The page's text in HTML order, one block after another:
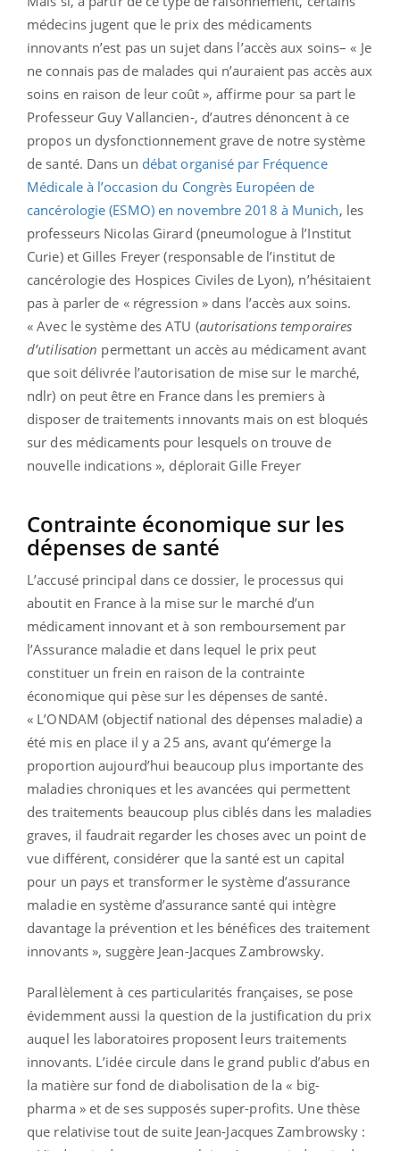
médecins jugent que le prix des médicaments
innovants n’est pas un sujet dans l’accès aux soins– « Je
ne connais pas de malades qui n’auraient pas accès aux
soins en raison de leur coût », affirme pour sa part le
Professeur Guy Vallancien-, d’autres dénoncent à ce
propos un dysfonctionnement grave de notre système
de santé. Dans un débat organisé par Fréquence
Médicale à l’occasion du Congrès Européen de
cancérologie (ESMO) en novembre 2018 à Munich, les
professeurs Nicolas Girard (pneumologue à l’Institut
Curie) et Gilles Freyer (responsable de l’institut de
cancérologie des Hospices Civiles de Lyon), n’hésitaient
pas à parler de « régression » dans l’accès aux soins.
« Avec le système des ATU (autorisations temporaires
d’utilisation permettant un accès au médicament avant
que soit délivrée l’autorisation de mise sur le marché,
ndlr) on peut être en France dans les premiers à
disposer de traitements innovants mais on est bloqués
sur des médicaments pour lesquels on trouve de
nouvelle indications », déplorait Gille Freyer
Contrainte économique sur les
dépenses de santé
L’accusé principal dans ce dossier, le processus qui
aboutit en France à la mise sur le marché d’un
médicament innovant et à son remboursement par
l’Assurance maladie et dans lequel le prix peut
constituer un frein en raison de la contrainte
économique qui pèse sur les dépenses de santé.
« L’ONDAM (objectif national des dépenses maladie) a
été mis en place il y a 25 ans, avant qu’émerge la
proportion aujourd’hui beaucoup plus importante des
maladies chroniques et les avancées qui permettent
des traitements beaucoup plus ciblés dans les maladies
graves, il faudrait regarder les choses avec un point de
vue différent, considérer que la santé est un capital
pour un pays et transformer le système d’assurance
maladie en système d’assurance santé qui intègre
davantage la prévention et les bénéfices des traitement
innovants », suggère Jean-Jacques Zambrowsky.
Parallèlement à ces particularités françaises, se pose
évidemment aussi la question de la justification du prix
auquel les laboratoires proposent leurs traitements
innovants. L’idée circule dans le grand public d’abus en
la matière sur fond de diabolisation de la « big-
pharma » et de ses supposés super-profits. Une thèse
que relativise tout de suite Jean-Jacques Zambrowsky :